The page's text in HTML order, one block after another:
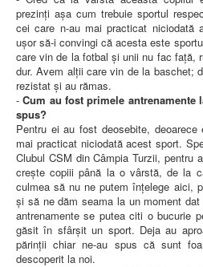
prezinți așa cum trebuie sportul
cei care n-au mai practicat niciodată
ușor să-i convingi că acesta este
care vin de la fotbal și unii nu fac față,
dur. Avem alții care vin de la baschet;
rezistat și au rămas.
-Cum au fost primele antrenamente
spus?
Pentru ei au fost deosebite,
mai practicat niciodată acest sport.
Clubul CSM din Câmpia Turzii, pentru
crește copiii până la o vârstă, de la
culmea să nu ne putem înțelege aici,
și să ne dăm seama la un moment
antrenamente se putea citi o bucurie
găsit în sfârșit un sport. Deja au
părinții chiar ne-au spus că sunt
descoperit la noi.